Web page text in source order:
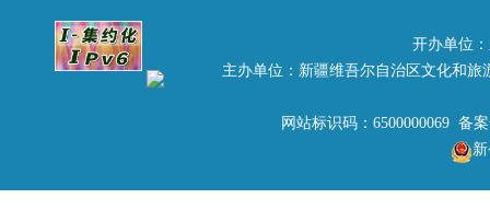
联系人：云新军 电话：
拟注销《旅行社业务经
1、乌鲁木齐青岛特种旅
开办单位
主办单位：新疆维吾尔自治区文化和
网站标识码：6500000069 备